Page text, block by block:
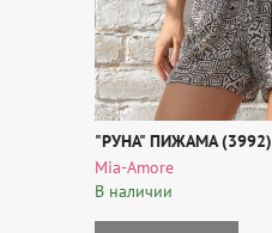
"РУНА" ПИЖАМА (3992)
Mia-Amore
В наличии